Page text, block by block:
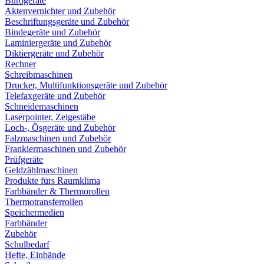
Aktenvernichter und Zubehör
Beschriftungsgeräte und Zubehör
Bindegeräte und Zubehör
Laminiergeräte und Zubehör
Diktiergeräte und Zubehör
Rechner
Schreibmaschinen
Drucker, Multifunktionsgeräte und Zubehör
Telefaxgeräte und Zubehör
Schneidemaschinen
Laserpointer, Zeigestäbe
Loch-, Ösgeräte und Zubehör
Falzmaschinen und Zubehör
Frankiermaschinen und Zubehör
Prüfgeräte
Geldzählmaschinen
Produkte fürs Raumklima
Farbbänder & Thermorollen
Thermotransferrollen
Speichermedien
Farbbänder
Zubehör
Schulbedarf
Hefte, Einbände